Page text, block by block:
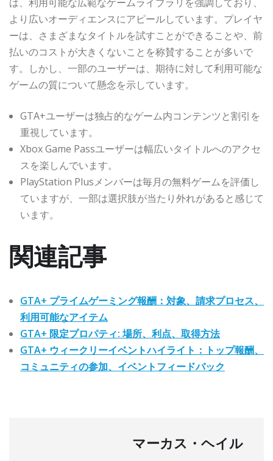
は、利用可能な広範なゲームライブラリを強調しており、
より広いオーディエンスにアピールしています。プレイヤ
ーは、さまざまなタイトルを試すことができることや、前
払いのコストが大きくないことを称賛することが多いで
す。しかし、一部のユーザーは、期待に対して利用可能な
ゲームの質について懸念を示しています。
GTA+ユーザーは独占的なゲーム内コンテンツと割引を
重視しています。
Xbox Game Passユーザーは幅広いタイトルへのアクセ
スを楽しんでいます。
PlayStation Plusメンバーは毎月の無料ゲームを評価し
ていますが、一部は選択肢が当たり外れがあると感じて
います。
関連記事
GTA+ プライムゲーミング報酬：対象、請求プロセス、
利用可能なアイテム
GTA+ 限定プロパティ: 場所、利点、取得方法
GTA+ ウィークリーイベントハイライト：トップ報酬、
コミュニティの参加、イベントフィードバック
マーカス・ヘイル